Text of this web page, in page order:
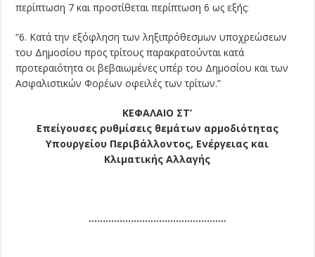
περίπτωση 7 και προστίθεται περίπτωση 6 ως εξής:
“6. Κατά την εξόφληση των ληξιπρόθεσμων υποχρεώσεων
του Δημοσίου προς τρίτους παρακρατούνται κατά
προτεραιότητα οι βεβαιωμένες υπέρ του Δημοσίου και των
Ασφαλιστικών Φορέων οφειλές των τρίτων.”
ΚΕΦΑΛΑΙΟ ΣΤ’
Επείγουσες ρυθμίσεις θεμάτων αρμοδιότητας
Υπουργείου Περιβάλλοντος, Ενέργειας και
Κλιματικής Αλλαγής
………………………………………….